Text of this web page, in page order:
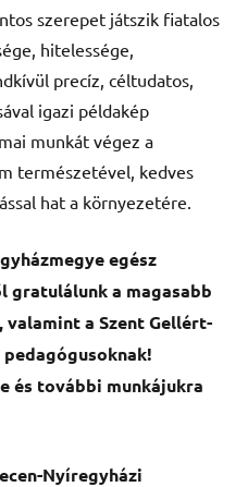
szerepet játszik fiatalos
hitelessége,
precíz, céltudatos,
igazi példakép
munkát végez a
természetével, kedves
hat a környezetére.
egész
gratulálunk a magasabb
a Szent Gellért-
és további munkájukra
Nyíregyházi